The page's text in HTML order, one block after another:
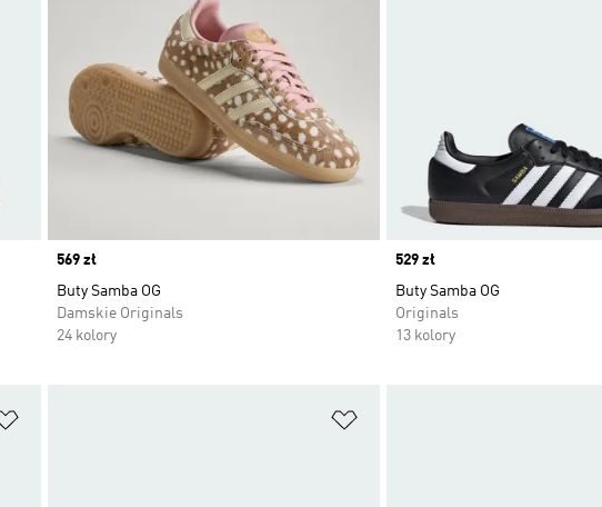
Price
569 zł
Buty Samba OG
Damskie Originals
24 kolory
Price
529 zł
Buty Samba OG
Originals
13 kolory